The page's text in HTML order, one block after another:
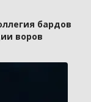
бардов
воров